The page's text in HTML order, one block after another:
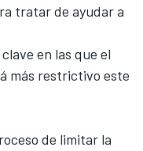
tratar de ayudar a
en las que el
más restrictivo este
de limitar la